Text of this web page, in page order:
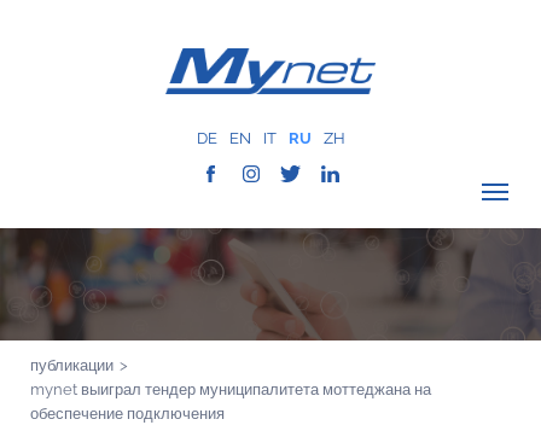
DE EN IT RU ZH
ПРОВЕРИТЬ ПОКРЫТИЕ
О КОМПАНИИ
СЕТЬ
УСЛУГИ
MYNET
публикации >
mynet выиграл тендер муниципалитета моттеджана на
обеспечение подключения